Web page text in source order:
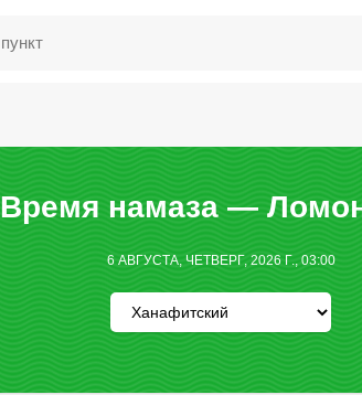
Время намаза —
6 АВГУСТА, ЧЕТВЕРГ, 2026 Г., 03:00